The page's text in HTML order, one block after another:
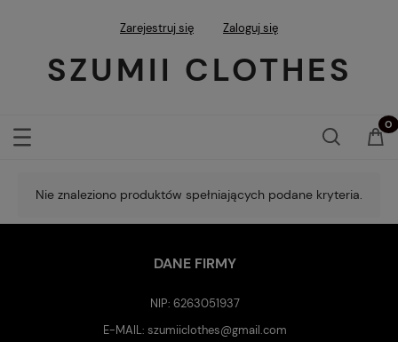
Zarejestruj się Zaloguj się
SZUMII CLOTHES
Nie znaleziono produktów spełniających podane kryteria.
DANE FIRMY
NIP: 6263051937
E-MAIL:szumiiclothes@gmail.com